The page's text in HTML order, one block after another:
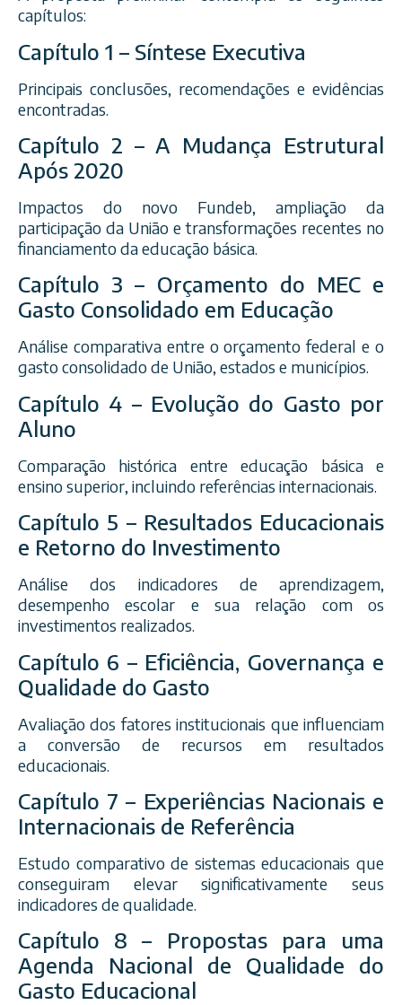
capítulos:
Capítulo 1 – Síntese Executiva
Principais conclusões, recomendações e evidências
encontradas.
Capítulo 2 – A Mudança Estrutural
Após 2020
Impactos do novo Fundeb, ampliação da
participação da União e transformações recentes no
financiamento da educação básica.
Capítulo 3 – Orçamento do MEC e
Gasto Consolidado em Educação
Análise comparativa entre o orçamento federal e o
gasto consolidado de União, estados e municípios.
Capítulo 4 – Evolução do Gasto por
Aluno
Comparação histórica entre educação básica e
ensino superior, incluindo referências internacionais.
Capítulo 5 – Resultados Educacionais
e Retorno do Investimento
Análise dos indicadores de aprendizagem,
desempenho escolar e sua relação com os
investimentos realizados.
Capítulo 6 – Eficiência, Governança e
Qualidade do Gasto
Avaliação dos fatores institucionais que influenciam
a conversão de recursos em resultados
educacionais.
Capítulo 7 – Experiências Nacionais e
Internacionais de Referência
Estudo comparativo de sistemas educacionais que
conseguiram elevar significativamente seus
indicadores de qualidade.
Capítulo 8 – Propostas para uma
Agenda Nacional de Qualidade do
Gasto Educacional